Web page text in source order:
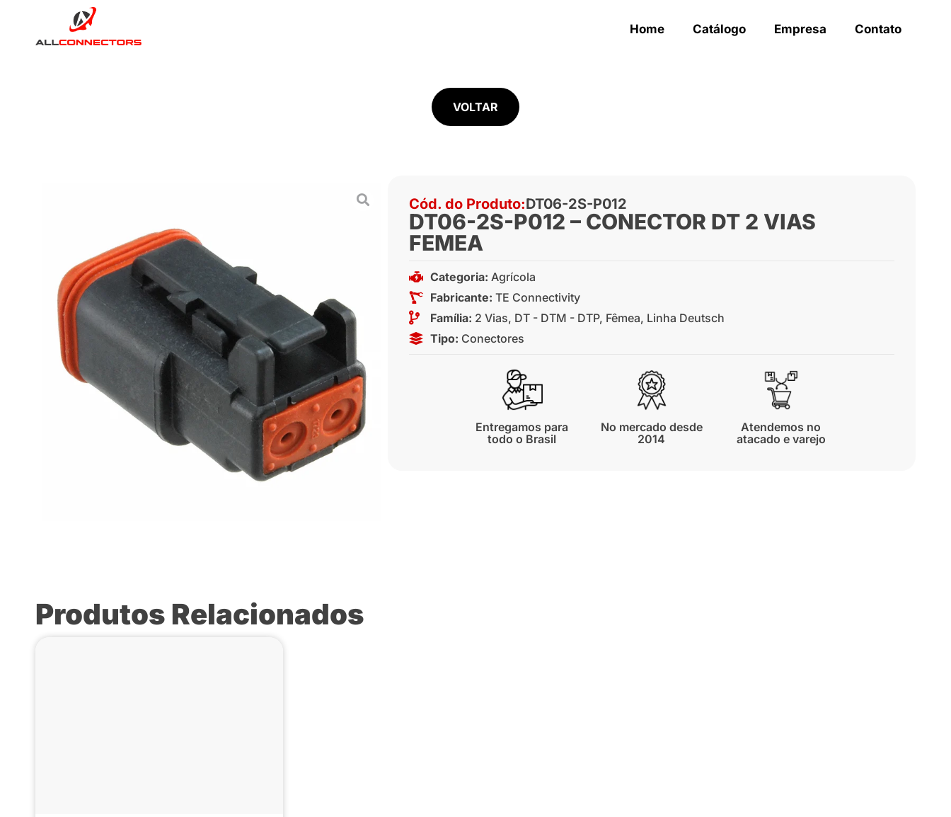
Home Catálogo Empresa Contato
VOLTAR
Cód. do Produto:DT06-2S-P012
DT06-2S-P012 – CONECTOR DT 2 VIAS
FEMEA
Categoria: Agrícola
Fabricante: TE Connectivity
Família: 2 Vias, DT - DTM - DTP, Fêmea, Linha Deutsch
Tipo: Conectores
Entregamos para
todo o Brasil
No mercado desde
2014
Atendemos no
atacado e varejo
Produtos Relacionados